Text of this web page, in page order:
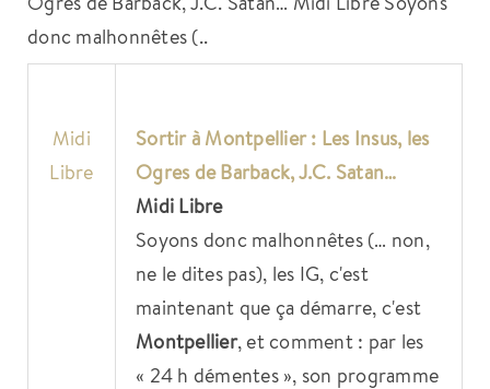
donc malhonnêtes (..
Midi
Libre
Sortir à Montpellier: Les Insus, les
Ogres de Barback, J.C. Satan…
Midi Libre
Soyons donc malhonnêtes (… non,
ne le dites pas), les IG, c'est
maintenant que ça démarre, c'est
Montpellier, et comment : par les
« 24 h démentes », son programme